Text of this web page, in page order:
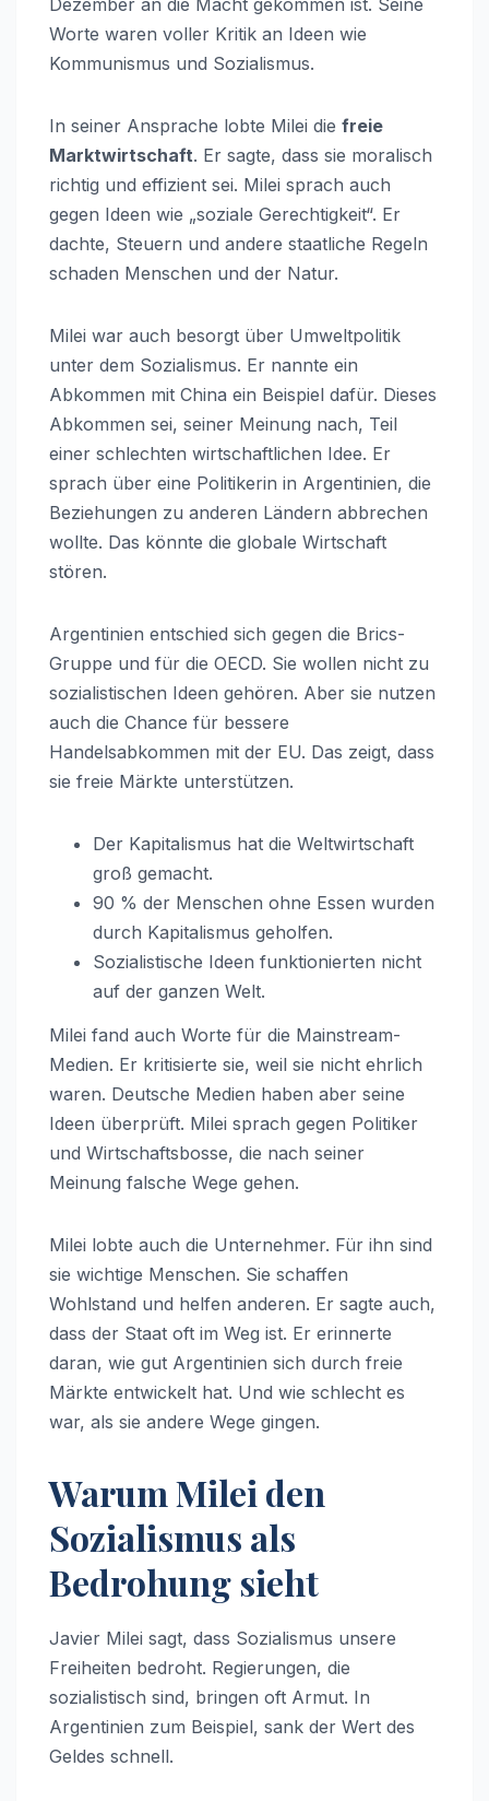
Worte waren voller Kritik an Ideen wie
Kommunismus und Sozialismus.
In seiner Ansprache lobte Milei die freie
Marktwirtschaft. Er sagte, dass sie moralisch
richtig und effizient sei. Milei sprach auch
gegen Ideen wie „soziale Gerechtigkeit“. Er
dachte, Steuern und andere staatliche Regeln
schaden Menschen und der Natur.
Milei war auch besorgt über Umweltpolitik
unter dem Sozialismus. Er nannte ein
Abkommen mit China ein Beispiel dafür. Dieses
Abkommen sei, seiner Meinung nach, Teil
einer schlechten wirtschaftlichen Idee. Er
sprach über eine Politikerin in Argentinien, die
Beziehungen zu anderen Ländern abbrechen
wollte. Das könnte die globale Wirtschaft
stören.
Argentinien entschied sich gegen die Brics-
Gruppe und für die OECD. Sie wollen nicht zu
sozialistischen Ideen gehören. Aber sie nutzen
auch die Chance für bessere
Handelsabkommen mit der EU. Das zeigt, dass
sie freie Märkte unterstützen.
Der Kapitalismus hat die Weltwirtschaft
groß gemacht.
90 % der Menschen ohne Essen wurden
durch Kapitalismus geholfen.
Sozialistische Ideen funktionierten nicht
auf der ganzen Welt.
Milei fand auch Worte für die Mainstream-
Medien. Er kritisierte sie, weil sie nicht ehrlich
waren. Deutsche Medien haben aber seine
Ideen überprüft. Milei sprach gegen Politiker
und Wirtschaftsbosse, die nach seiner
Meinung falsche Wege gehen.
Milei lobte auch die Unternehmer. Für ihn sind
sie wichtige Menschen. Sie schaffen
Wohlstand und helfen anderen. Er sagte auch,
dass der Staat oft im Weg ist. Er erinnerte
daran, wie gut Argentinien sich durch freie
Märkte entwickelt hat. Und wie schlecht es
war, als sie andere Wege gingen.
Warum Milei den
Sozialismus als
Bedrohung sieht
Javier Milei sagt, dass Sozialismus unsere
Freiheiten bedroht. Regierungen, die
sozialistisch sind, bringen oft Armut. In
Argentinien zum Beispiel, sank der Wert des
Geldes schnell.